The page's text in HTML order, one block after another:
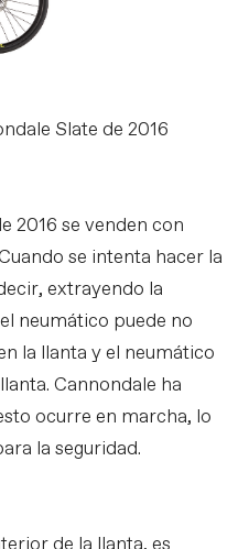
Slate de 2016
2016 se venden con
se intenta hacer la
extrayendo la
neumático puede no
la llanta y el neumático
Cannondale ha
ocurre en marcha, lo
la seguridad.